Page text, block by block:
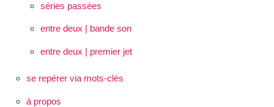
séries passées
entre deux | bande son
entre deux | premier jet
se repérer via mots-clés
à propos